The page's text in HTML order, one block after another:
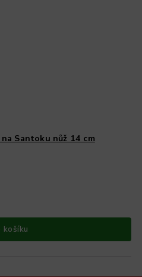
Santoku nůž 14 cm
košíku